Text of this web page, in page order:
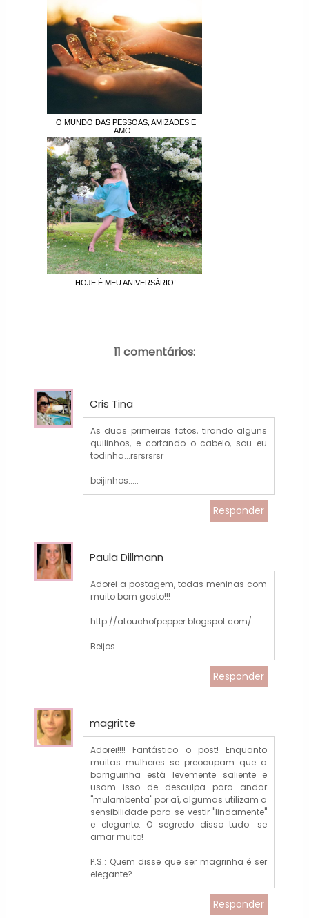
O MUNDO DAS PESSOAS, AMIZADES E
AMO...
HOJE É MEU ANIVERSÁRIO!
11 comentários:
Cris Tina
As duas primeiras fotos, tirando alguns
quilinhos, e cortando o cabelo, sou eu
todinha...rsrsrsrsr
beijinhos.....
Responder
Paula Dillmann
Adorei a postagem, todas meninas com
muito bom gosto!!!
http://atouchofpepper.blogspot.com/
Beijos
Responder
magritte
Adorei!!!! Fantástico o post! Enquanto
muitas mulheres se preocupam que a
barriguinha está levemente saliente e
usam isso de desculpa para andar
"mulambenta" por aí, algumas utilizam a
sensibilidade para se vestir "lindamente"
e elegante. O segredo disso tudo: se
amar muito!
P.S.: Quem disse que ser magrinha é ser
elegante?
Responder